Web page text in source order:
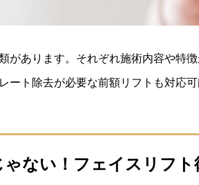
があります。それぞれ施術内容や特
ト除去が必要な前額リフトも対応可
ない！フェイスリフト